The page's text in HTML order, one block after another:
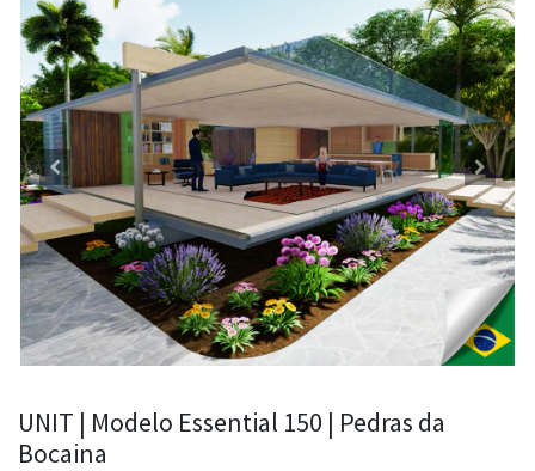
UNIT | Modelo Essential 150 | Pedras da
Bocaina